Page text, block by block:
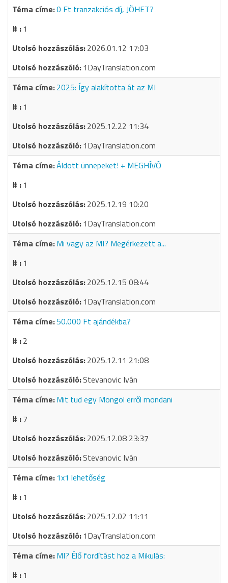
0 Ft tranzakciós díj, JÖHET?
1
2026.01.12 17:03
1DayTranslation.com
2025: Így alakította át az MI
1
2025.12.22 11:34
1DayTranslation.com
Áldott ünnepeket! + MEGHÍVÓ
1
2025.12.19 10:20
1DayTranslation.com
Mi vagy az MI? Megérkezett a...
1
2025.12.15 08:44
1DayTranslation.com
50.000 Ft ajándékba?
2
2025.12.11 21:08
Stevanovic Iván
Mit tud egy Mongol erről mondani
7
2025.12.08 23:37
Stevanovic Iván
1x1 lehetőség
1
2025.12.02 11:11
1DayTranslation.com
MI? Élő fordítást hoz a Mikulás:
1